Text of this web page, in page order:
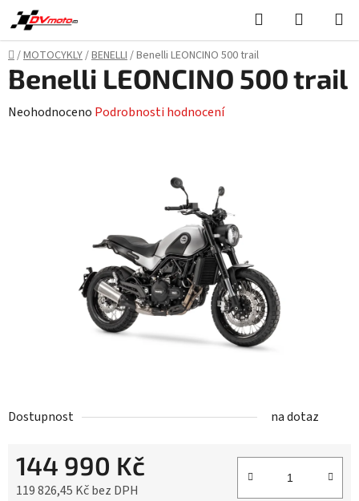
Přejít
na
obsah
Hledat
KOŠÍK
Domů
/MOTOCYKLY/BENELLI/Benelli LEONCINO 500 trail
Dostupnost na dotaz
144 990 Kč
119 826,45 Kč bez DPH
Benelli LEONCINO 500 trail
Průměrné
Neohodnoceno Podrobnosti hodnocení